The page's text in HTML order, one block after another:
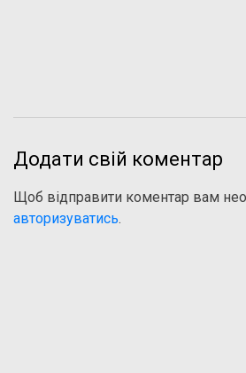
Додати свій коментар
Щоб відправити коментар вам
авторизуватись.